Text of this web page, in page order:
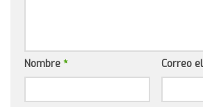
Nombre * Correo